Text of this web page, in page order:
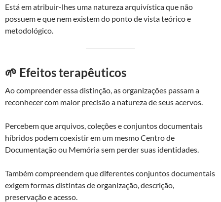
Está em atribuir-lhes uma natureza arquivística que não
possuem e que nem existem do ponto de vista teórico e
metodológico.
🌱 Efeitos terapêuticos
Ao compreender essa distinção, as organizações passam a
reconhecer com maior precisão a natureza de seus acervos.
Percebem que arquivos, coleções e conjuntos documentais
híbridos podem coexistir em um mesmo Centro de
Documentação ou Memória sem perder suas identidades.
Também compreendem que diferentes conjuntos documentais
exigem formas distintas de organização, descrição,
preservação e acesso.